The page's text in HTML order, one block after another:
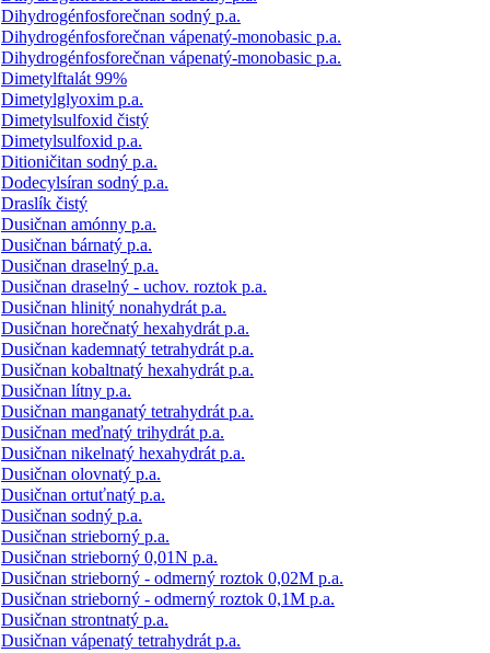
Dihydrogénfosforečnan sodný p.a.
Dihydrogénfosforečnan vápenatý-monobasic p.a.
Dihydrogénfosforečnan vápenatý-monobasic p.a.
Dimetylftalát 99%
Dimetylglyoxim p.a.
Dimetylsulfoxid čistý
Dimetylsulfoxid p.a.
Ditioničitan sodný p.a.
Dodecylsíran sodný p.a.
Draslík čistý
Dusičnan amónny p.a.
Dusičnan bárnatý p.a.
Dusičnan draselný p.a.
Dusičnan draselný - uchov. roztok p.a.
Dusičnan hlinitý nonahydrát p.a.
Dusičnan horečnatý hexahydrát p.a.
Dusičnan kademnatý tetrahydrát p.a.
Dusičnan kobaltnatý hexahydrát p.a.
Dusičnan lítny p.a.
Dusičnan manganatý tetrahydrát p.a.
Dusičnan meďnatý trihydrát p.a.
Dusičnan nikelnatý hexahydrát p.a.
Dusičnan olovnatý p.a.
Dusičnan ortuťnatý p.a.
Dusičnan sodný p.a.
Dusičnan strieborný p.a.
Dusičnan strieborný 0,01N p.a.
Dusičnan strieborný - odmerný roztok 0,02M p.a.
Dusičnan strieborný - odmerný roztok 0,1M p.a.
Dusičnan strontnatý p.a.
Dusičnan vápenatý tetrahydrát p.a.